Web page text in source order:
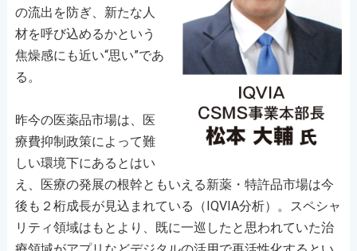
の流出を防ぎ、新たな人
材を呼び込めるかという
焦燥感にも近い“思い”であ
る。
昨今の医薬品市場は、医
療費抑制政策によって難
しい環境下にあるとはい
え、医療の発展の根幹ともいえる新薬・特許品市場は今
後も２桁成長が見込まれている（IQVIA分析）。スペシャ
リティ領域はもとより、既に一巡したと思われていた治